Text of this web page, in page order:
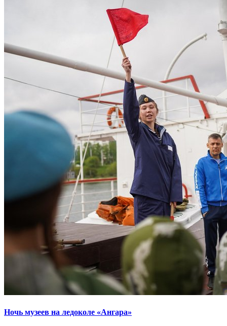
Ночь музеев на ледоколе «Ангара»